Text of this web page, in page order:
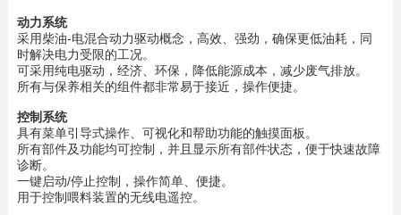
动力系统
采用柴油-电混合动力驱动概念，高效、强劲，确保更低油耗，同
时解决电力受限的工况。
可采用纯电驱动，经济、环保，降低能源成本，减少废气排放。
所有与保养相关的组件都非常易于接近，操作便捷。
控制系统
具有菜单引导式操作、可视化和帮助功能的触摸面板。
所有部件及功能均可控制，并且显示所有部件状态，便于快速故障
诊断。
一键启动/停止控制，操作简单、便捷。
用于控制喂料装置的无线电遥控。